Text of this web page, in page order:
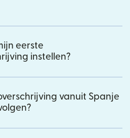
eerste
instellen?
vanuit Spanje